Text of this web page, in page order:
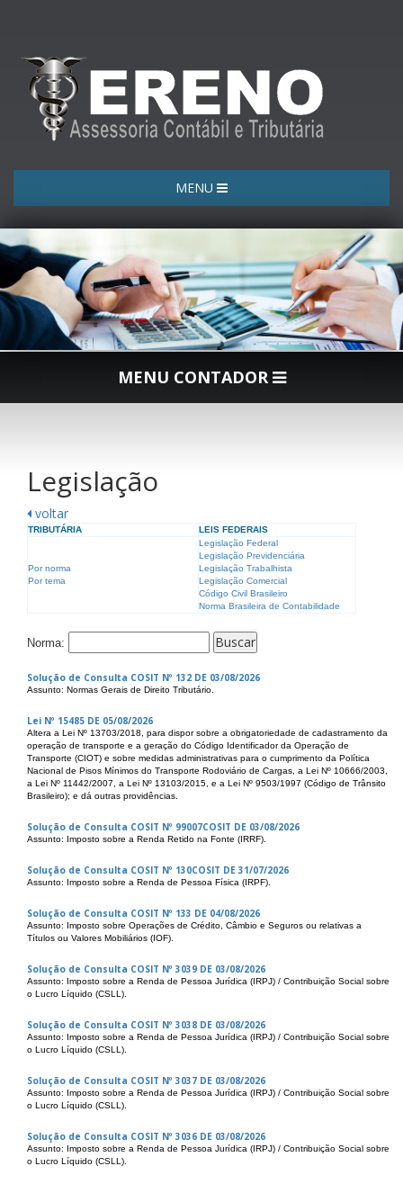
MENU
MENU CONTADOR
Legislação
voltar
TRIBUTÁRIA LEIS FEDERAIS
Por norma
Por tema
Legislação Federal
Legislação Previdenciária
Legislação Trabalhista
Legislação Comercial
Código Civil Brasileiro
Norma Brasileira de Contabilidade
Norma:
Solução de Consulta COSIT Nº 132 DE 03/08/2026
Assunto: Normas Gerais de Direito Tributário.
Lei Nº 15485 DE 05/08/2026
Altera a Lei Nº 13703/2018, para dispor sobre a obrigatoriedade de cadastramento da
operação de transporte e a geração do Código Identificador da Operação de
Transporte (CIOT) e sobre medidas administrativas para o cumprimento da Política
Nacional de Pisos Mínimos do Transporte Rodoviário de Cargas, a Lei Nº 10666/2003,
a Lei Nº 11442/2007, a Lei Nº 13103/2015, e a Lei Nº 9503/1997 (Código de Trânsito
Brasileiro); e dá outras providências.
Solução de Consulta COSIT Nº 99007COSIT DE 03/08/2026
Assunto: Imposto sobre a Renda Retido na Fonte (IRRF).
Solução de Consulta COSIT Nº 130COSIT DE 31/07/2026
Assunto: Imposto sobre a Renda de Pessoa Física (IRPF).
Solução de Consulta COSIT Nº 133 DE 04/08/2026
Assunto: Imposto sobre Operações de Crédito, Câmbio e Seguros ou relativas a
Títulos ou Valores Mobiliários (IOF).
Solução de Consulta COSIT Nº 3039 DE 03/08/2026
Assunto: Imposto sobre a Renda de Pessoa Jurídica (IRPJ) / Contribuição Social sobre
o Lucro Líquido (CSLL).
Solução de Consulta COSIT Nº 3038 DE 03/08/2026
Assunto: Imposto sobre a Renda de Pessoa Jurídica (IRPJ) / Contribuição Social sobre
o Lucro Líquido (CSLL).
Solução de Consulta COSIT Nº 3037 DE 03/08/2026
Assunto: Imposto sobre a Renda de Pessoa Jurídica (IRPJ) / Contribuição Social sobre
o Lucro Líquido (CSLL).
Solução de Consulta COSIT Nº 3036 DE 03/08/2026
Assunto: Imposto sobre a Renda de Pessoa Jurídica (IRPJ) / Contribuição Social sobre
o Lucro Líquido (CSLL).